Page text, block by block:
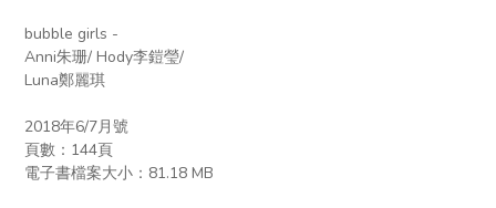
bubble girls -
Anni朱珊/ Hody李鎧瑩/
Luna鄭麗琪
2018年6/7月號
頁數：144頁
電子書檔案大小：︁81.18 MB